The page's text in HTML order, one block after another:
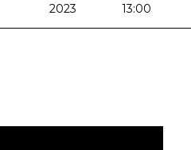
2023
13:00